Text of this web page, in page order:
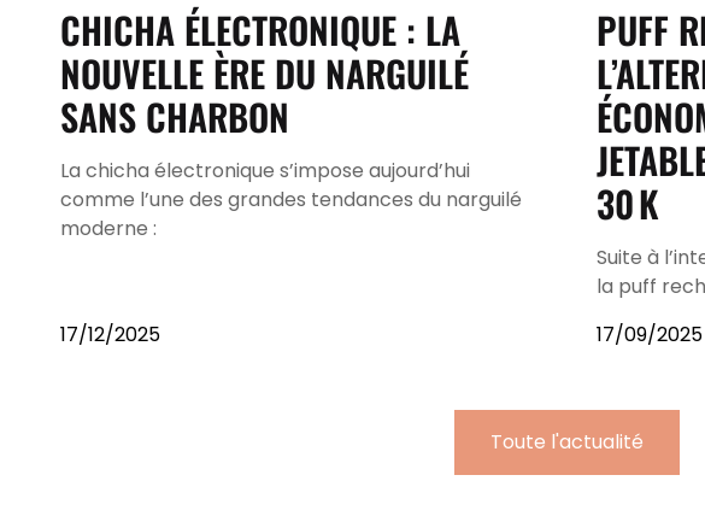
CHICHA ÉLECTRONIQUE : LA
NOUVELLE ÈRE DU NARGUILÉ
SANS CHARBON
La chicha électronique s’impose aujourd’hui
comme l’une des grandes tendances du narguilé
moderne :
17/12/2025
PUFF
30 K
Suite à
la puff
17/09/2025
Toute l'actualité